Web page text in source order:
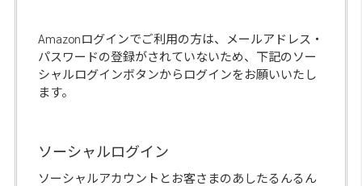
Amazonログインでご利用の方は、メールアドレス・
パスワードの登録がされていないため、下記のソー
シャルログインボタンからログインをお願いいたし
ます。
ソーシャルログイン
ソーシャルアカウントとお客さまのあしたるんるん